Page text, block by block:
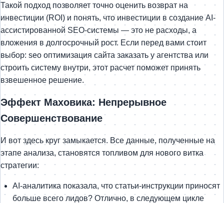
Такой подход позволяет точно оценить возврат на
инвестиции (ROI) и понять, что инвестиции в создание AI-
ассистированной SEO-системы — это не расходы, а
вложения в долгосрочный рост. Если перед вами стоит
выбор: seo оптимизация сайта заказать у агентства или
строить систему внутри, этот расчет поможет принять
взвешенное решение.
Эффект Маховика: Непрерывное
Совершенствование
И вот здесь круг замыкается. Все данные, полученные на
этапе анализа, становятся топливом для нового витка
стратегии:
AI-аналитика показала, что статьи-инструкции приносят
больше всего лидов? Отлично, в следующем цикле